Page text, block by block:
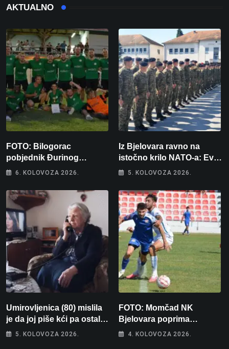
AKTUALNO
FOTO: Bilogorac
pobjednik Đurinog
memorijala
6. KOLOVOZA 2026.
Iz Bjelovara ravno na
istočno krilo NATO-a: Evo
kamo odlazi 82 hrvatska
5. KOLOVOZA 2026.
Umirovljenica (80) mislila
je da joj piše kći pa ostala
bez 1000 eura
5. KOLOVOZA 2026.
FOTO: Momčad NK
Bjelovara poprima
jesenski izgled
4. KOLOVOZA 2026.